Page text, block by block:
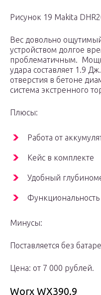
Рисунок 19 Makita
Вес довольно
устройством долгое
проблематичным.
удара составляет 1.9
отверстия в бетоне
система экстренного
Плюсы:
Работа от
Кейс в комплекте
Удобный
Функциональность
Минусы:
Поставляется без
Цена: от 7 000 рублей.
Worx WX390.9